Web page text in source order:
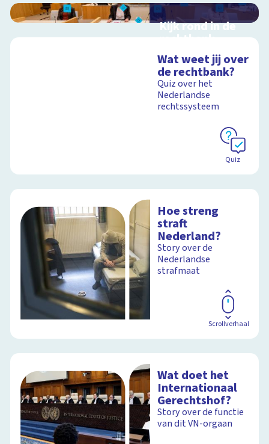
Kijk rond in de
rechtbank
schoolplaat over
rechtspraak in
Nederland
Schoolplaat
Wat weet jij over
de rechtbank?
Quiz over het
Nederlandse
rechtssysteem
Quiz
Hoe streng
straft
Nederland?
Story over de
Nederlandse
strafmaat
Scrollverhaal
Wat doet het
Internationaal
Gerechtshof?
Story over de functie
van dit VN-orgaan